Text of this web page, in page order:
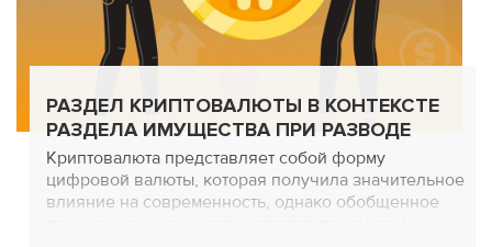
РАЗДЕЛ КРИПТОВАЛЮТЫ В КОНТЕКСТЕ
РАЗДЕЛА ИМУЩЕСТВА ПРИ РАЗВОДЕ
Криптовалюта представляет собой форму
цифровой валюты, которая получила значительное
влияние на современность, однако обобщенное